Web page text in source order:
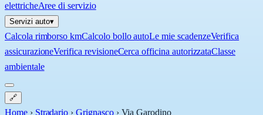
elettricheAree di servizio
Servizi auto▾
Calcola rimborso kmCalcolo bollo autoLe mie scadenzeVerifica
assicurazioneVerifica revisioneCerca officina autorizzataClasse
ambientale
🔗
Home › Stradario › Grignasco › Via Garodino